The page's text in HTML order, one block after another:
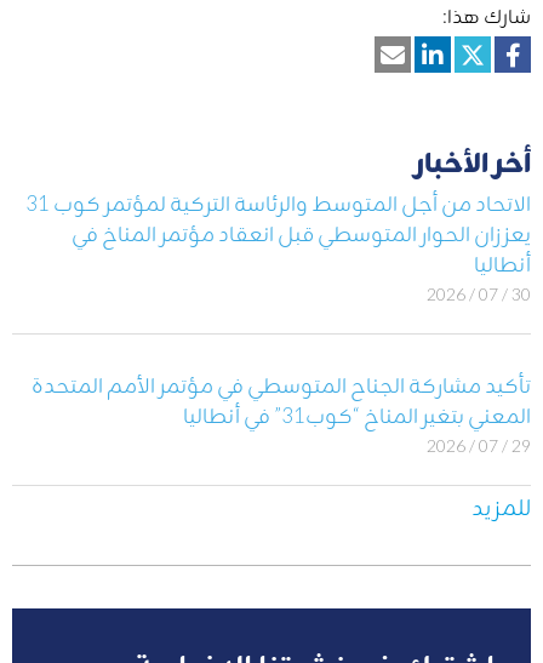
شارك هذا:
أخر الأخبار
الاتحاد من أجل المتوسط والرئاسة التركية لمؤتمر كوب 31
يعززان الحوار المتوسطي قبل انعقاد مؤتمر المناخ في
أنطاليا
30 / 07 / 2026
تأكيد مشاركة الجناح المتوسطي في مؤتمر الأمم المتحدة
المعني بتغير المناخ “كوب31” في أنطاليا
29 / 07 / 2026
للمزيد